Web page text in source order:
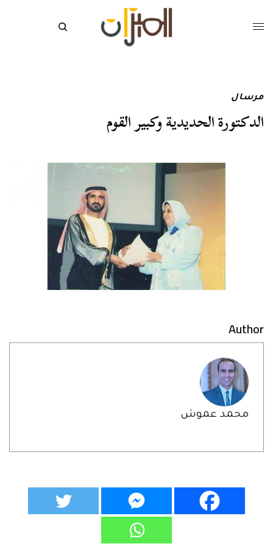
مرسال
الدكتورة الحديدية وكبير القوم
Author
محمد عموش